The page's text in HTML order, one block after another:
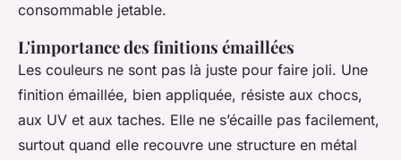
consommable jetable.
L'importance des finitions émaillées
Les couleurs ne sont pas là juste pour faire joli. Une
finition émaillée, bien appliquée, résiste aux chocs,
aux UV et aux taches. Elle ne s’écaille pas facilement,
surtout quand elle recouvre une structure en métal